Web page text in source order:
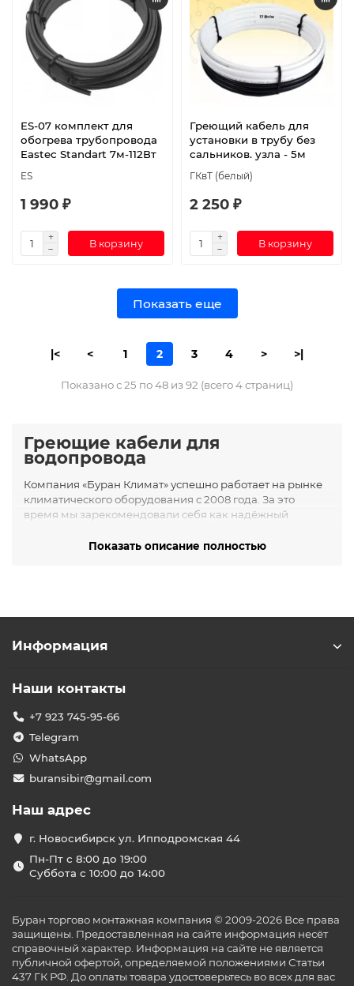
ES-07 комплект для
обогрева трубопровода
Eastec Standart 7м-112Вт
ES
1 990 ₽
В корзину
Греющий кабель для
установки в трубу без
сальников. узла - 5м
ГКвТ (белый)
2 250 ₽
В корзину
Показать еще
|< < 1 2 3 4 > >|
Показано с 25 по 48 из 92 (всего 4 страниц)
Греющие кабели для
водопровода
Компания «Буран Климат» успешно работает на рынке
климатического оборудования с 2008 года. За это
время мы зарекомендовали себя как надёжный
кондиционирования в Новосибирске и области. Наша
Ассортимент греющих кабелей
В нашем каталоге представлены различные виды
греющих кабелей для водопровода:
адаптируют мощность нагрева в зависимости от
энергоэффективность и безопасность.
Резистивные кабели
равномерный нагрев по всей длине, идеально
подходят для защиты труб от замерзания.
Кабели для внутренней и наружной установки
включая установку внутри труб с питьевой водой.
Технологии и
функциональность
Наши греющие кабели оснащены передовыми
— снижение
потребления электроэнергии благодаря
саморегуляции.
Безопасность— соответствие международным
стандартам качества и наличие защитных
Показать описание полностью
Информация
Наши контакты
+7 923 745-95-66
Telegram
WhatsApp
buransibir@gmail.com
Наш адрес
г. Новосибирск ул. Ипподромская 44
Пн-Пт с 8:00 до 19:00
Суббота с 10:00 до 14:00
Буран торгово монтажная компания © 2009-2026 Все права
защищены. Предоставленная на сайте информация несёт
справочный характер. Информация на сайте не является
публичной офертой, определяемой положениями Статьи
437 ГК РФ. До оплаты товара удостоверьтесь во всех для вас